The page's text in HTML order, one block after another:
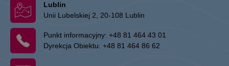
Lublin
Unii Lubelskiej 2, 20-108 Lublin
Punkt informacyjny: +48 81 464 43 01
Dyrekcja Obiektu: +48 81 464 86 62